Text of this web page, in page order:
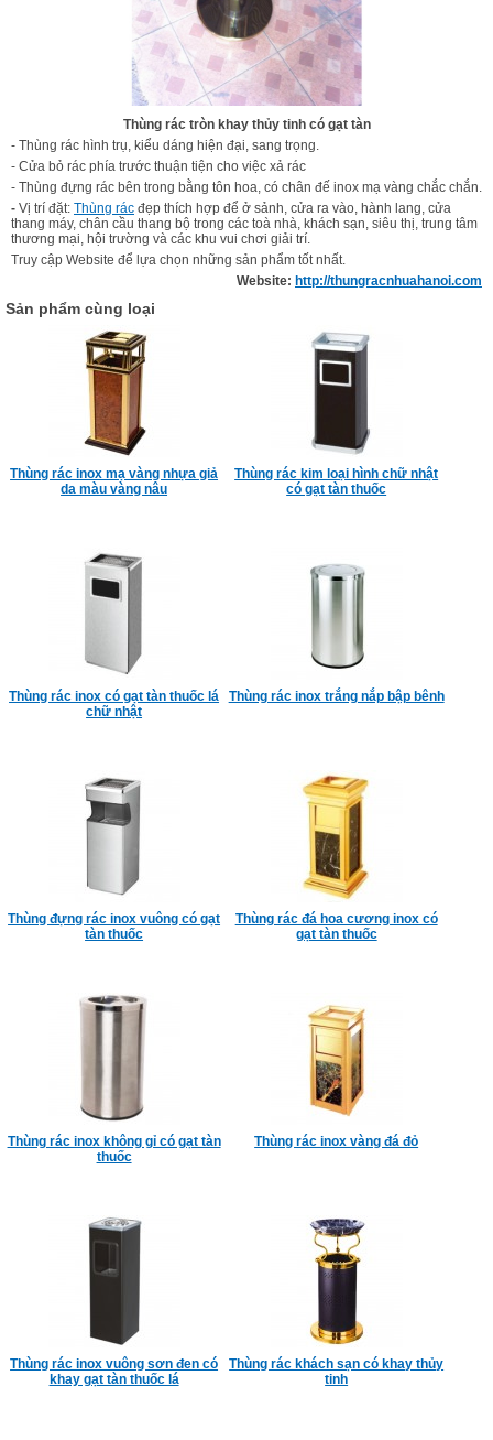
Thùng rác tròn khay thủy tinh có gạt tàn
- Thùng rác hình trụ, kiểu dáng hiện đại, sang trọng.
- Cửa bỏ rác phía trước thuận tiện cho việc xả rác
- Thùng đựng rác bên trong bằng tôn hoa, có chân đế inox mạ vàng chắc chắn.
- Vị trí đặt: Thùng rác đẹp thích hợp để ở sảnh, cửa ra vào, hành lang, cửa
thang máy, chân cầu thang bộ trong các toà nhà, khách sạn, siêu thị, trung tâm
thương mại, hội trường và các khu vui chơi giải trí.
Truy cập Website để lựa chọn những sản phẩm tốt nhất.
Website: http://thungracnhuahanoi.com
Sản phẩm cùng loại
Thùng rác inox mạ vàng nhựa giả
da màu vàng nâu
Thùng rác kim loại hình chữ nhật
có gạt tàn thuốc
Thùng rác inox có gạt tàn thuốc lá
chữ nhật
Thùng rác inox trắng nắp bập bênh
Thùng đựng rác inox vuông có gạt
tàn thuốc
Thùng rác đá hoa cương inox có
gạt tàn thuốc
Thùng rác inox không gỉ có gạt tàn
thuốc
Thùng rác inox vàng đá đỏ
Thùng rác inox vuông sơn đen có
khay gạt tàn thuốc lá
Thùng rác khách sạn có khay thủy
tinh